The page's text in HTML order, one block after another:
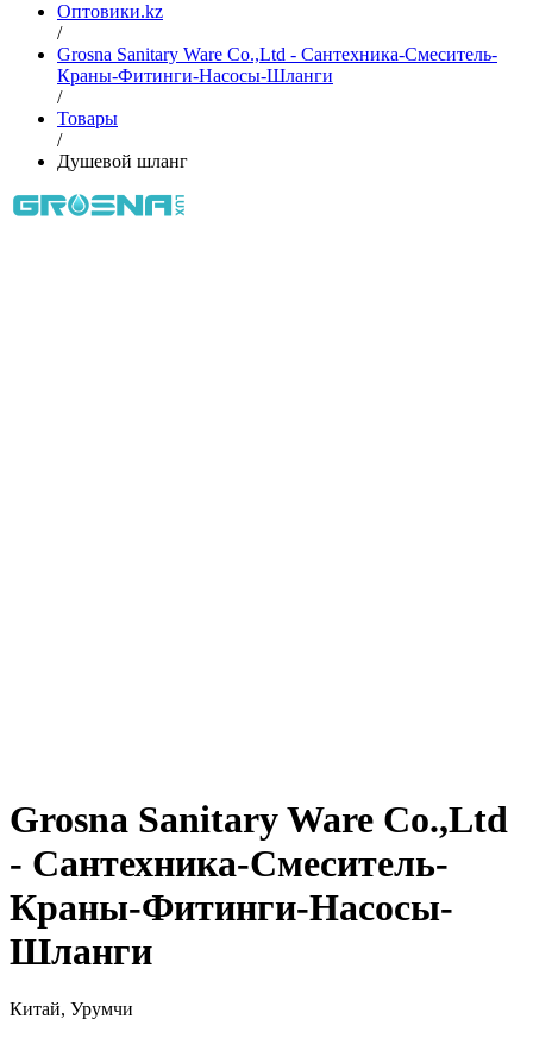
Оптовики.kz
/
Grosna Sanitary Ware Co.,Ltd - Сантехника-Смеситель-
Краны-Фитинги-Насосы-Шланги
/
Товары
/
Душевой шланг
Grosna Sanitary Ware Co.,Ltd
- Сантехника-Смеситель-
Краны-Фитинги-Насосы-
Шланги
Китай, Урумчи